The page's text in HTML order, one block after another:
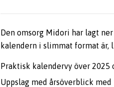
Den omsorg Midori har lagt
kalendern i slimmat format är,
Praktisk kalendervy över 2025
Uppslag med årsöverblick